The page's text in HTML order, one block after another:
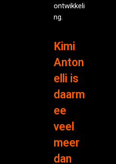
ontwikkeli
ng.
Kimi
Anton
elli is
daarm
ee
veel
meer
dan